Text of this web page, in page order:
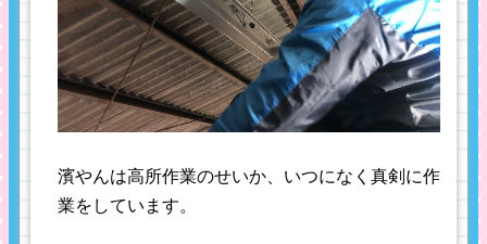
濱やんは高所作業のせいか、いつになく真剣に作
業をしています。